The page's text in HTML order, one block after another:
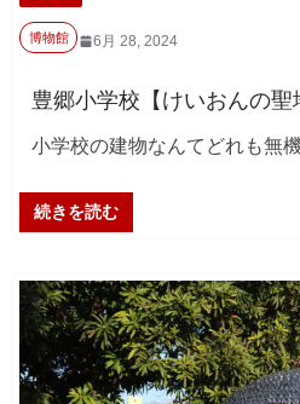
6月 28, 2024
博物館
豊郷小学校【けいおんの聖
小学校の建物なんてどれも無
続きを読む